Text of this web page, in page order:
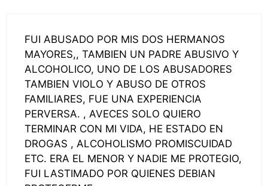
FUI ABUSADO POR MIS DOS HERMANOS
MAYORES,, TAMBIEN UN PADRE ABUSIVO Y
ALCOHOLICO, UNO DE LOS ABUSADORES
TAMBIEN VIOLO Y ABUSO DE OTROS
FAMILIARES, FUE UNA EXPERIENCIA
PERVERSA. , AVECES SOLO QUIERO
TERMINAR CON MI VIDA, HE ESTADO EN
DROGAS , ALCOHOLISMO PROMISCUIDAD
ETC. ERA EL MENOR Y NADIE ME PROTEGIO,
FUI LASTIMADO POR QUIENES DEBIAN